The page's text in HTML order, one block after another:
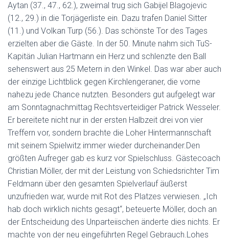
Aytan (37., 47., 62.), zweimal trug sich Gabijel Blagojevic
(12., 29.) in die Torjägerliste ein. Dazu trafen Daniel Sitter
(11.) und Volkan Turp (56.). Das schönste Tor des Tages
erzielten aber die Gäste. In der 50. Minute nahm sich TuS-
Kapitän Julian Hartmann ein Herz und schlenzte den Ball
sehenswert aus 25 Metern in den Winkel. Das war aber auch
der einzige Lichtblick gegen Kirchlengeraner, die vorne
nahezu jede Chance nutzten. Besonders gut aufgelegt war
am Sonntagnachmittag Rechtsverteidiger Patrick Wesseler.
Er bereitete nicht nur in der ersten Halbzeit drei von vier
Treffern vor, sondern brachte die Loher Hintermannschaft
mit seinem Spielwitz immer wieder durcheinander.Den
größten Aufreger gab es kurz vor Spielschluss. Gästecoach
Christian Möller, der mit der Leistung von Schiedsrichter Tim
Feldmann über den gesamten Spielverlauf äußerst
unzufrieden war, wurde mit Rot des Platzes verwiesen. „Ich
hab doch wirklich nichts gesagt“, beteuerte Möller, doch an
der Entscheidung des Unparteiischen änderte dies nichts. Er
machte von der neu eingeführten Regel Gebrauch.Lohes